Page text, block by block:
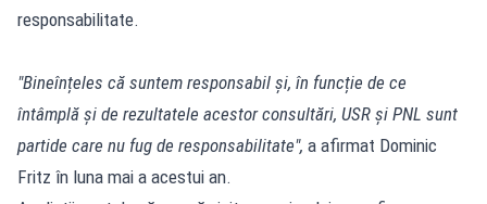
responsabilitate.
"Bineînțeles că suntem responsabil și, în funcție de ce
întâmplă și de rezultatele acestor consultări, USR și PNL sunt
partide care nu fug de responsabilitate", a afirmat Dominic
Fritz în luna mai a acestui an.